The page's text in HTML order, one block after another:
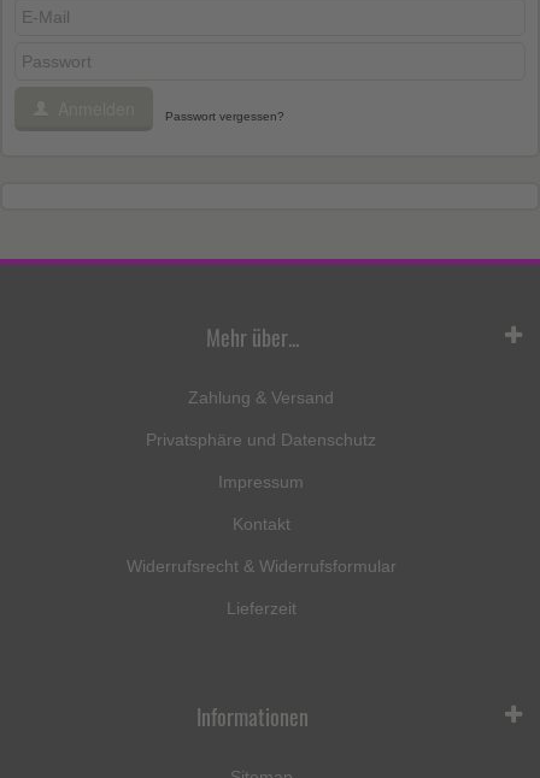
Passwort vergessen?
Mehr über...
Zahlung & Versand
Privatsphäre und Datenschutz
Impressum
Kontakt
Widerrufsrecht & Widerrufsformular
Lieferzeit
Informationen